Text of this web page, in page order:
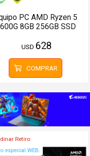
PC AMD Ryzen 5
8GB 256GB SSD
USD 628
COMPRAR
Retiro
especial WEB.